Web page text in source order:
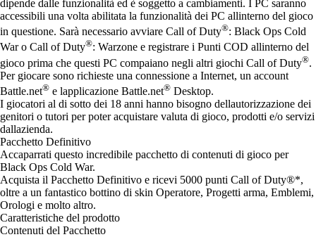
dipende dalle funzionalità ed è soggetto a cambiamenti. I PC saranno
accessibili una volta abilitata la funzionalità dei PC allinterno del gioco
in questione. Sarà necessario avviare Call of Duty®: Black Ops Cold
War o Call of Duty®: Warzone e registrare i Punti COD allinterno del
gioco prima che questi PC compaiano negli altri giochi Call of Duty®.
Per giocare sono richieste una connessione a Internet, un account
Battle.net® e lapplicazione Battle.net® Desktop.
I giocatori al di sotto dei 18 anni hanno bisogno dellautorizzazione dei
genitori o tutori per poter acquistare valuta di gioco, prodotti e/o servizi
dallazienda.
Pacchetto Definitivo
Accaparrati questo incredibile pacchetto di contenuti di gioco per
Black Ops Cold War.
Acquista il Pacchetto Definitivo e ricevi 5000 punti Call of Duty®*,
oltre a un fantastico bottino di skin Operatore, Progetti arma, Emblemi,
Orologi e molto altro.
Caratteristiche del prodotto
Contenuti del Pacchetto